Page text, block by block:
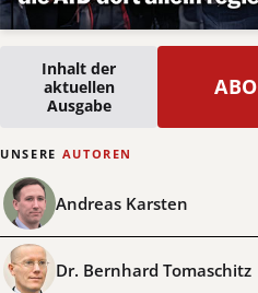
Inhalt der
aktuellen
Ausgabe
ABO
UNSERE AUTOREN
Andreas Karsten
Dr. Bernhard Tomaschitz